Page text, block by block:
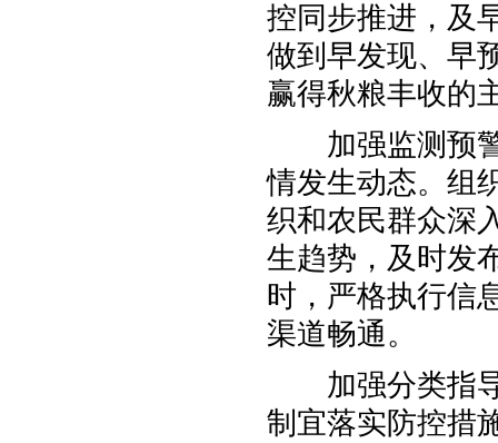
控同步推进，及
做到早发现、早
赢得秋粮丰收的
加强监测预警
情发生动态。组
织和农民群众深
生趋势，及时发
时，严格执行信
渠道畅通。
加强分类指导
制宜落实防控措